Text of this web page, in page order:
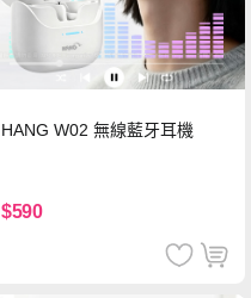
HANG W02 無線藍牙耳機
$590